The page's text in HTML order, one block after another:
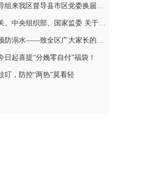
市委派驻督导组来我区督导县市区党委换届选举风气
中央纪委机关、中央组织部、国家监委 关于换届纪律的“十个严禁”要求
珍爱生命，预防溺水——致全区广大家长的一封信
日起喜提“分娩零自付”福袋！
叮，防控“两热”莫看轻